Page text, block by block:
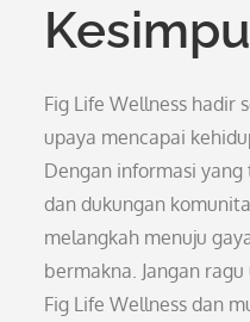
Fig Life Wellness hadir
upaya mencapai
Dengan informasi
dan dukungan
melangkah menuju
bermakna. Jangan
Fig Life Wellness dan